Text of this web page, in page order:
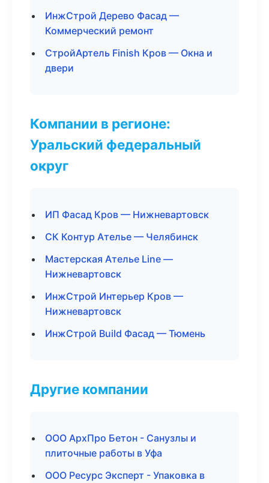
ИнжСтрой Дерево Фасад —
Коммерческий ремонт
СтройАртель Finish Кров — Окна и
двери
Компании в регионе:
Уральский федеральный
округ
ИП Фасад Кров — Нижневартовск
СК Контур Ателье — Челябинск
Мастерская Ателье Line —
Нижневартовск
ИнжСтрой Интерьер Кров —
Нижневартовск
ИнжСтрой Build Фасад — Тюмень
Другие компании
ООО АрхПро Бетон - Санузлы и
плиточные работы в Уфа
ООО Ресурс Эксперт - Упаковка в